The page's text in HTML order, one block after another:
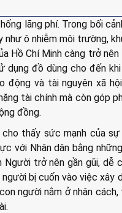
lãng phí. Trong bối
ô nhiễm môi trường,
Hồ Chí Minh càng trở
dụng đồ dùng cho đến
và tài nguyên xã
tài chính mà còn góp
đồng.
thấy sức mạnh của
với Nhân dân bằng
trở nên gần gũi, dễ
bị cuốn vào việc xây
người nằm ở nhân